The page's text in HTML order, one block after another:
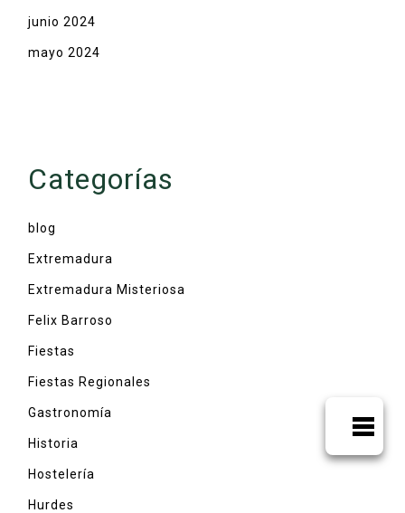
junio 2024
mayo 2024
Categorías
blog
Extremadura
Extremadura Misteriosa
Felix Barroso
Fiestas
Fiestas Regionales
Gastronomía
Historia
Hostelería
Hurdes